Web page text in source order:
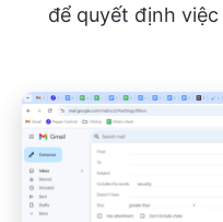
để quyết định